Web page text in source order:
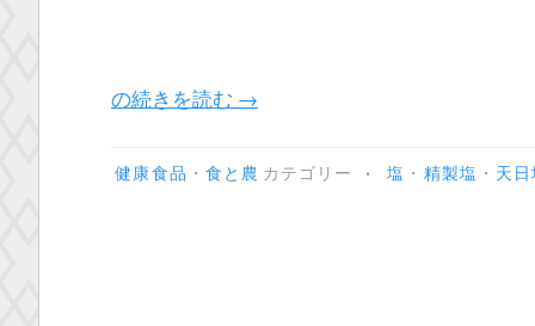
“精
塩
の続きを読む →
健康食品 ・ 食と農 カテゴリー • 塩 ・ 精製塩 ・ 天日